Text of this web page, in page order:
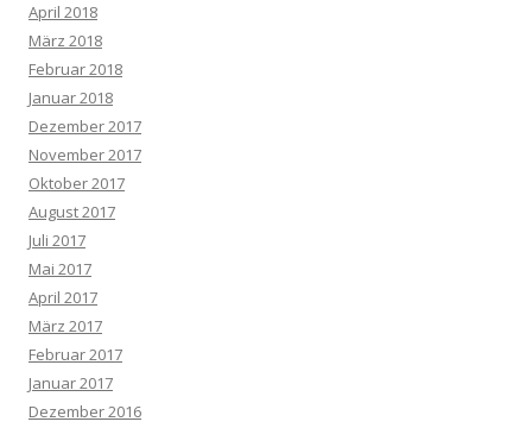
April 2018
März 2018
Februar 2018
Januar 2018
Dezember 2017
November 2017
Oktober 2017
August 2017
Juli 2017
Mai 2017
April 2017
März 2017
Februar 2017
Januar 2017
Dezember 2016